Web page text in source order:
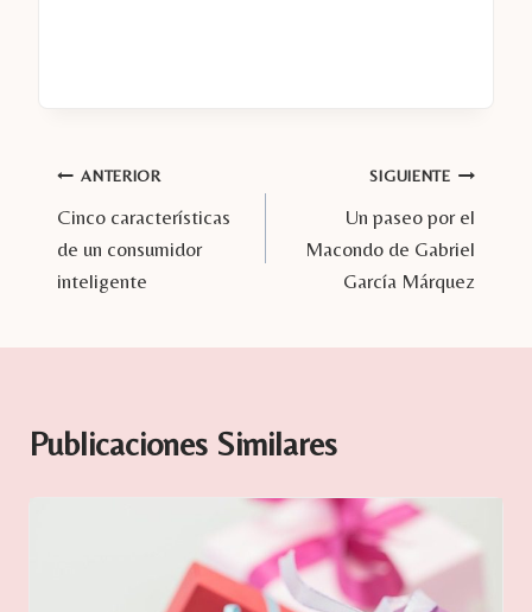
Navegación
de
entradas
ANTERIOR
Cinco características
de un consumidor
inteligente
SIGUIENTE
Un paseo por el
Macondo de Gabriel
García Márquez
Publicaciones Similares